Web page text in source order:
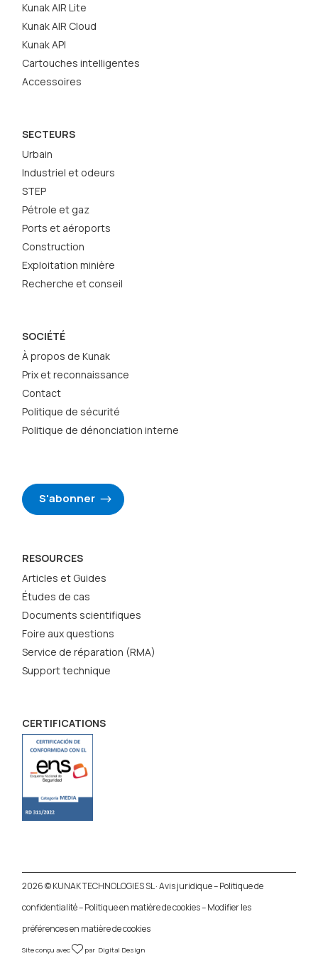
Kunak AIR Lite
Kunak AIR Cloud
Kunak API
Cartouches intelligentes
Accessoires
SECTEURS
Urbain
Industriel et odeurs
STEP
Pétrole et gaz
Ports et aéroports
Construction
Exploitation minière
Recherche et conseil
SOCIÉTÉ
À propos de Kunak
Prix et reconnaissance
Contact
Politique de sécurité
Politique de dénonciation interne
S'abonner
RESOURCES
Articles et Guides
Études de cas
Documents scientifiques
Foire aux questions
Service de réparation (RMA)
Support technique
CERTIFICATIONS
2026 © KUNAK TECHNOLOGIES SL ·Avis juridique–Politique de
confidentialité–Politique en matière de cookies–Modifier les
préférences en matière de cookies
Site conçu avec par Digital Design